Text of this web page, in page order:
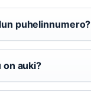
puhelinnumero?
on auki?